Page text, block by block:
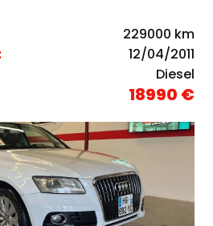
229000 km
12/04/2011
Diesel
18990 €